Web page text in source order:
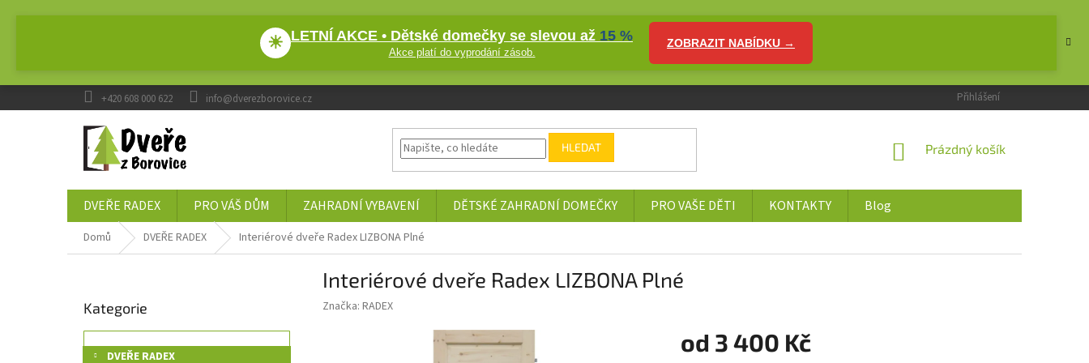
☀ LETNÍ AKCE • Dětské domečky se slevou až 15 %
Akce platí do vyprodání zásob.
ZOBRAZIT NABÍDKU →
+420 608 000 622 info@dverezborovice.cz Přihlášení
HLEDAT
NÁKUPNÍ
Prázdný košík
DVEŘE RADEX PRO VÁŠ DŮM ZAHRADNÍ VYBAVENÍ DĚTSKÉ ZAHRADNÍ DOMEČKY PRO VAŠE DĚTI KONTAKTY Blog
Domů DVEŘE RADEX Interiérové dveře Radex LIZBONA Plné
kategorie
Kategorie
DVEŘE RADEX
Interiérové dveře Radex LIZBONA Plné
Značka: RADEX
od 3 400 Kč